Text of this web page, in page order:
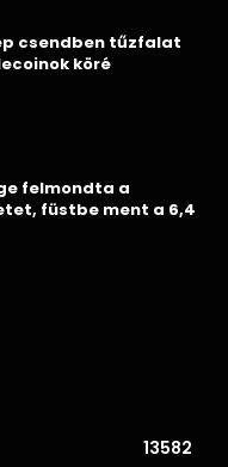
csendben tűzfalat
köré
felmondta a
füstbe ment a 6,4
13582